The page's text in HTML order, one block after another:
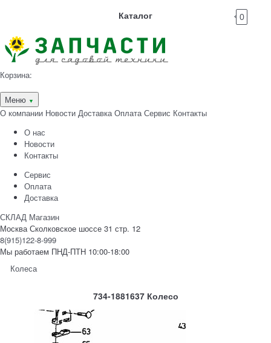
Каталог 0
Корзина:
Меню ▼
О компании Новости Доставка Оплата Сервис Контакты
О нас
Новости
Контакты
Сервис
Оплата
Доставка
СКЛАД Магазин
Москва Сколковское шоссе 31 стр. 12
8(915)122-8-999
Мы работаем ПНД-ПТН 10:00-18:00
Колеса
734-1881637 Колесо